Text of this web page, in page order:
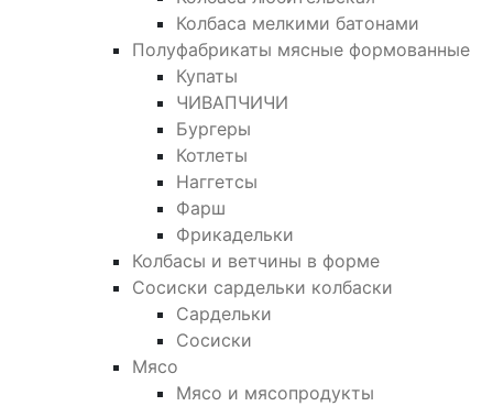
Колбаса мелкими батонами
Полуфабрикаты мясные формованные
Купаты
ЧИВАПЧИЧИ
Бургеры
Котлеты
Наггетсы
Фарш
Фрикадельки
Колбасы и ветчины в форме
Сосиски сардельки колбаски
Сардельки
Сосиски
Мясо
Мясо и мясопродукты